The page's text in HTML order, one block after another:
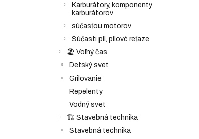
Karburátory, komponenty
karburátorov
súčasťou motorov
Súčasti píl, pílové reťaze
🏖️ Voľný čas
Detský svet
Grilovanie
Repelenty
Vodný svet
🏗️ Stavebná technika
Stavebná technika